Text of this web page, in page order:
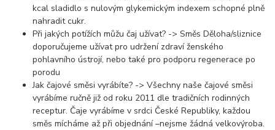
kcal sladidlo s nulovým glykemickým indexem schopné plně
nahradit cukr.
Při jakých potížích můžu čaj užívat? -> Směs Děloha/sliznice
doporučujeme užívat pro udržení zdraví ženského
pohlavního ústrojí, nebo také pro podporu regenerace po
porodu
Jak čajové směsi vyrábíte? -> Všechny naše čajové směsi
vyrábíme ručně již od roku 2011 dle tradičních rodinných
receptur. Čaje vyrábíme v srdci České Republiky, každou
směs mícháme až při objednání –nejsme žádná velkovýroba.